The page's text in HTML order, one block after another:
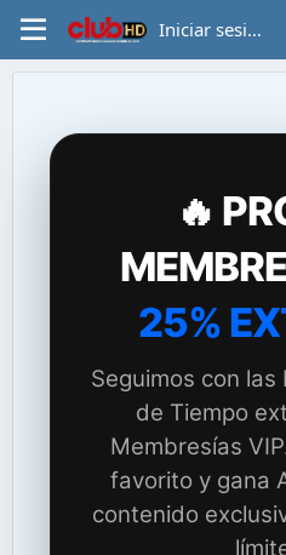
Iniciar sesión
🔥
25%
Seguimos con las
de Tiempo
Membresías
favorito y gana
contenido